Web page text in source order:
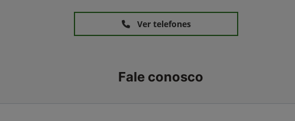
Ver telefones
Fale conosco